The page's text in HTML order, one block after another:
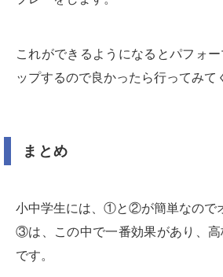
これができるようになるとパフォ
ップするので良かったら行ってみて
まとめ
小中学生には、①と②が簡単なので
③は、この中で一番効果があり、高
です。